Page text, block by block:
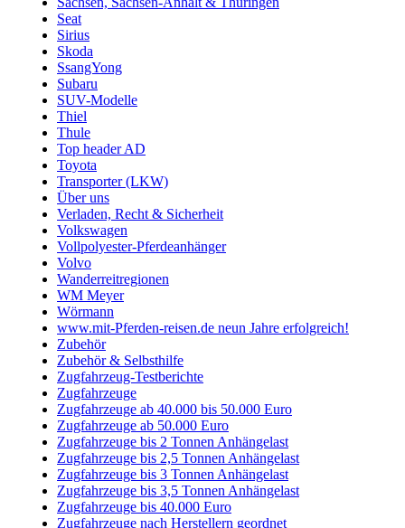
Seat
Sirius
Skoda
SsangYong
Subaru
SUV-Modelle
Thiel
Thule
Top header AD
Toyota
Transporter (LKW)
Über uns
Verladen, Recht & Sicherheit
Volkswagen
Vollpolyester-Pferdeanhänger
Volvo
Wanderreitregionen
WM Meyer
Wörmann
www.mit-Pferden-reisen.de neun Jahre erfolgreich!
Zubehör
Zubehör & Selbsthilfe
Zugfahrzeug-Testberichte
Zugfahrzeuge
Zugfahrzeuge ab 40.000 bis 50.000 Euro
Zugfahrzeuge ab 50.000 Euro
Zugfahrzeuge bis 2 Tonnen Anhängelast
Zugfahrzeuge bis 2,5 Tonnen Anhängelast
Zugfahrzeuge bis 3 Tonnen Anhängelast
Zugfahrzeuge bis 3,5 Tonnen Anhängelast
Zugfahrzeuge bis 40.000 Euro
Zugfahrzeuge nach Herstellern geordnet